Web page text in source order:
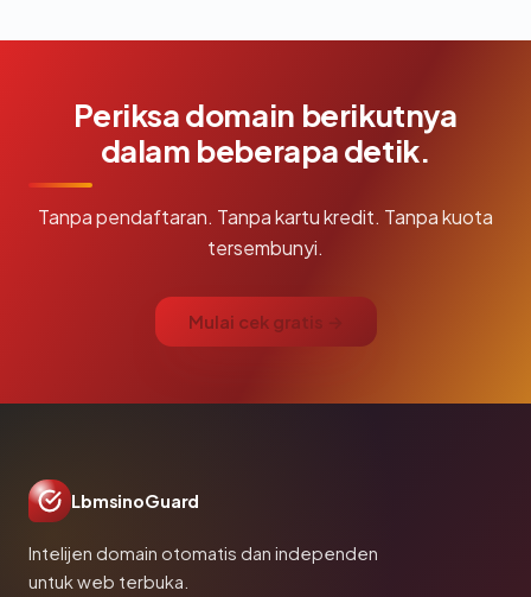
Periksa domain berikutnya
dalam beberapa detik.
Tanpa pendaftaran. Tanpa kartu kredit. Tanpa kuota
tersembunyi.
Mulai cek gratis →
LbmsinoGuard
Intelijen domain otomatis dan independen
untuk web terbuka.